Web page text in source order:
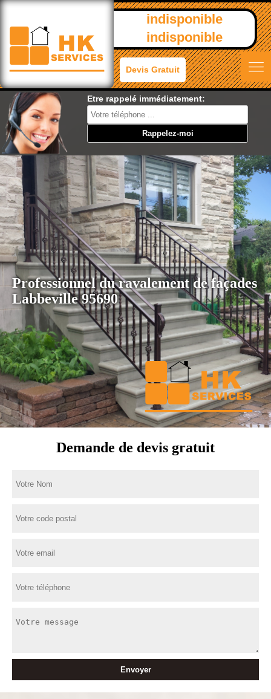
indisponible
indisponible
Devis Gratuit
Etre rappelé immédiatement:
Professionnel du ravalement de façades
Labbeville 95690
Demande de devis gratuit